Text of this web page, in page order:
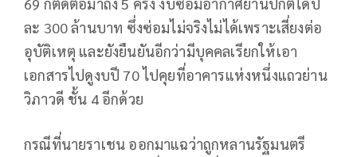
ละ 300 ล้านบาท ซึ่งซ่อมไม่จริงไม่ได้เพราะเสี่ยงต่อ
อุบัติเหตุ และยังยืนยันอีกว่ามีบุคคลเรียกให้เอา
เอกสารไปดูงบปี 70 ไปคุยที่อาคารแห่งหนึ่งแถวย่าน
วิภาวดี ชั้น 4 อีกด้วย
กรณีที่นายราเชน ออกมาแฉว่าถูกหลานรัฐมนตรี